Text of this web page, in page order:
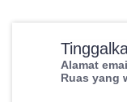
Alamat
Ruas yang